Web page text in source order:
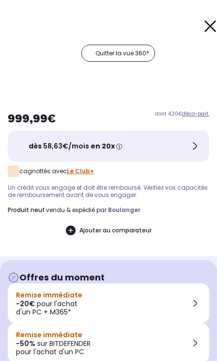
Quitter la vue 360°
999,99€ dont 4,30€d'éco-part.
dès 58,63€/mois en 20x
cagnottés avecLe Club+
Un crédit vous engage et doit être remboursé. Vérifiez vos capacités
de remboursement avant de vous engager.
produit neuf vendu & expédié par Boulanger
Ajouter au comparateur
Offres du moment
Remise immédiate
-20€ pour l'achat
d'un PC + M365*
Remise immédiate
-50% sur BITDEFENDER
pour l'achat d'un PC